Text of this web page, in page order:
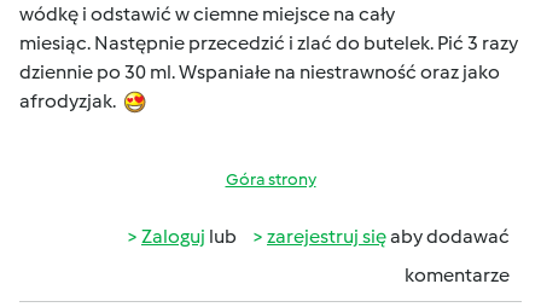
wódkę i odstawić w ciemne miejsce na cały
miesiąc. Następnie przecedzić i zlać do butelek. Pić 3 razy
dziennie po 30 ml. Wspaniałe na niestrawność oraz jako
afrodyzjak.
Góra strony
Zaloguj lub zarejestruj sięaby dodawać
komentarze